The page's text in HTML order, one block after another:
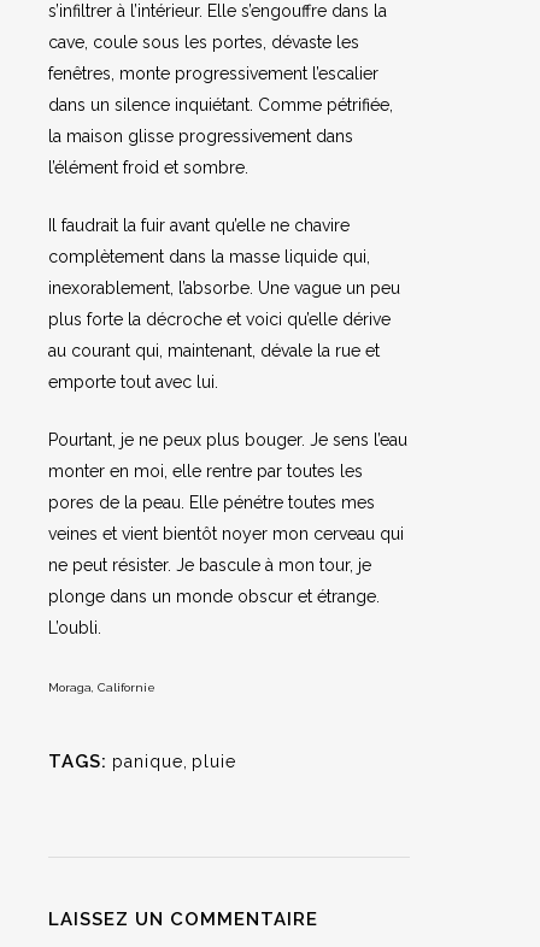
s’infiltrer à l’intérieur. Elle s’engouffre dans la
cave, coule sous les portes, dévaste les
fenêtres, monte progressivement l’escalier
dans un silence inquiétant. Comme pétrifiée,
la maison glisse progressivement dans
l’élément froid et sombre.
Il faudrait la fuir avant qu’elle ne chavire
complètement dans la masse liquide qui,
inexorablement, l’absorbe. Une vague un peu
plus forte la décroche et voici qu’elle dérive
au courant qui, maintenant, dévale la rue et
emporte tout avec lui.
Pourtant, je ne peux plus bouger. Je sens l’eau
monter en moi, elle rentre par toutes les
pores de la peau. Elle pénétre toutes mes
veines et vient bientôt noyer mon cerveau qui
ne peut résister. Je bascule à mon tour, je
plonge dans un monde obscur et étrange.
L’oubli.
Moraga, Californie
TAGS: panique pluie
LAISSEZ UN COMMENTAIRE